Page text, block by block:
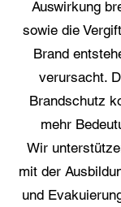
Auswirkung
sowie die
Brand
verursacht.
Brandschutz
mehr
Wir
mit der
und